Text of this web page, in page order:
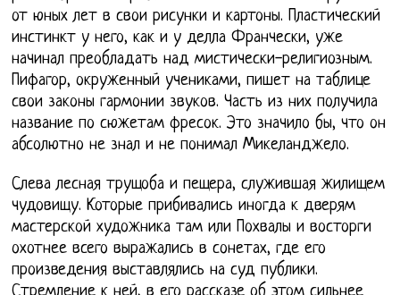
от юных лет в свои рисунки и картоны. Пластический
инстинкт у него, как и у делла Франчески, уже
начинал преобладать над мистически-религиозным.
Пифагор, окруженный учениками, пишет на таблице
свои законы гармонии звуков. Часть из них получила
название по сюжетам фресок. Это значило бы, что он
абсолютно не знал и не понимал Микеланджело.
Слева лесная трущоба и пещера, служившая жилищем
чудовищу. Которые прибивались иногда к дверям
мастерской художника там или Похвалы и восторги
охотнее всего выражались в сонетах, где его
произведения выставлялись на суд публики.